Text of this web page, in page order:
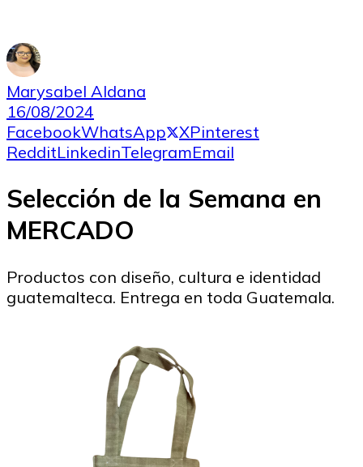
Marysabel Aldana
16/08/2024
FacebookWhatsApp XPinterest
RedditLinkedinTelegramEmail
Selección de la Semana en
MERCADO
Productos con diseño, cultura e identidad
guatemalteca. Entrega en toda Guatemala.